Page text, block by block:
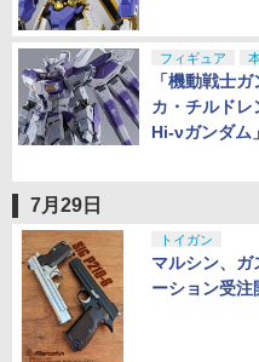
フィギュア
「機動戦士
カ・チルド
Hi-νガンダム
7月29日
トイガン
マルシン、
ーション受注